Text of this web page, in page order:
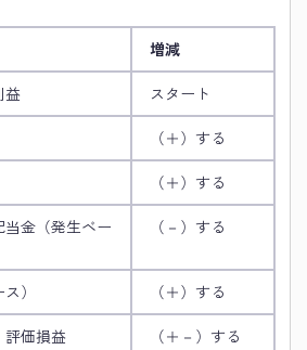
増減
益 スタート
（＋）する
（＋）する
金（発生ベー
（－）する
） （＋）する
価損益
（＋－）する